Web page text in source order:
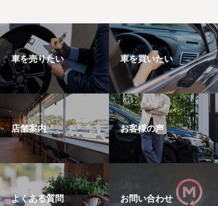
車を売りたい 車を買いたい
店舗案内 お客様の声
よくある質問 お問い合わせ